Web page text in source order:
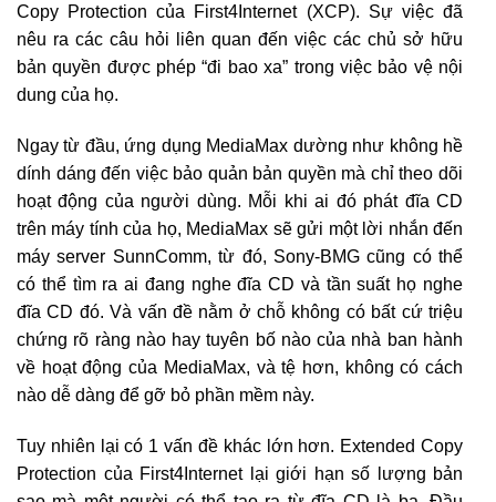
Copy Protection của First4Internet (XCP). Sự việc đã
nêu ra các câu hỏi liên quan đến việc các chủ sở hữu
bản quyền được phép “đi bao xa” trong việc bảo vệ nội
dung của họ.
Ngay từ đầu, ứng dụng MediaMax dường như không hề
dính dáng đến việc bảo quản bản quyền mà chỉ theo dõi
hoạt động của người dùng. Mỗi khi ai đó phát đĩa CD
trên máy tính của họ, MediaMax sẽ gửi một lời nhắn đến
máy server SunnComm, từ đó, Sony-BMG cũng có thể
có thể tìm ra ai đang nghe đĩa CD và tần suất họ nghe
đĩa CD đó. Và vấn đề nằm ở chỗ không có bất cứ triệu
chứng rõ ràng nào hay tuyên bố nào của nhà ban hành
về hoạt động của MediaMax, và tệ hơn, không có cách
nào dễ dàng để gỡ bỏ phần mềm này.
Tuy nhiên lại có 1 vấn đề khác lớn hơn. Extended Copy
Protection của First4Internet lại giới hạn số lượng bản